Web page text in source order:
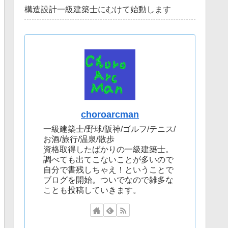
構造設計一級建築士にむけて始動します
choroarcman
一級建築士/野球/阪神/ゴルフ/テニス/
お酒/旅行/温泉/散歩
資格取得したばかりの一級建築士。
調べても出てこないことが多いので
自分で書残しちゃえ！ということで
ブログを開始。ついでなので雑多な
ことも投稿していきます。